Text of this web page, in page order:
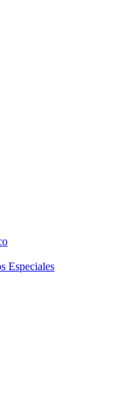
Especiales